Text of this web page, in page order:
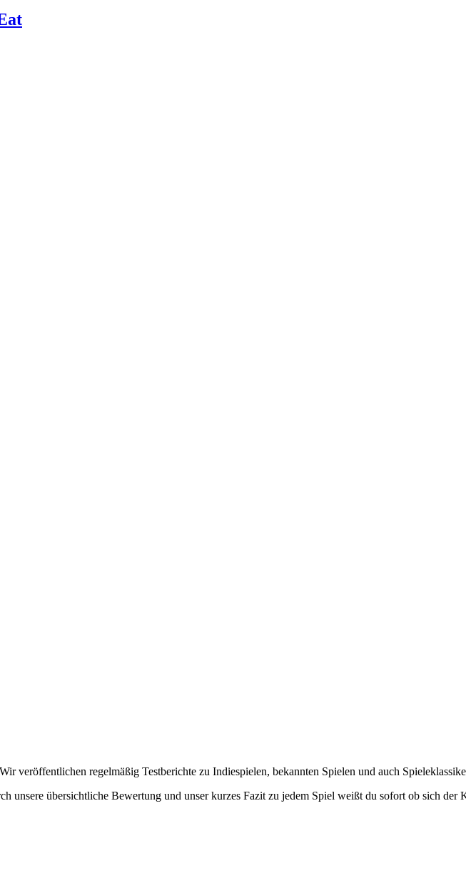
veröffentlichen regelmäßig Testberichte zu Indiespielen, bekannten Spielen und auch
unsere übersichtliche Bewertung und unser kurzes Fazit zu jedem Spiel weißt du sofort ob sich der